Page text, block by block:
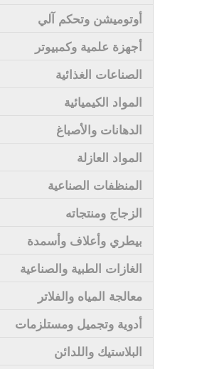
أوتوميشن وتحكم آلي
أجهزة علمية وكمبيوتر
الصناعات الغذائية
المواد الكيميائية
الدهانات والأصباغ
المواد العازلة
المنظفات الصناعية
الزجاج ومنتجاته
بيطري وأعلاف وأسمدة
الغازات الطبية والصناعية
معالجة المياه والفلاتر
أدوية وتجميل ومستلزمات
البلاستيك واللدائن